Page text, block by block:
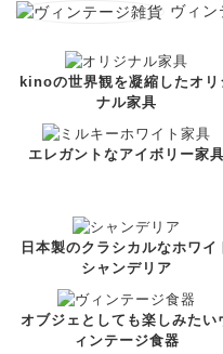
ヴィン
kinoの世界観を凝縮したオリ
ナル家具
エレガントなアイボリー家具
日本製のクラシカルなホワイ
シャンデリア
オブジェとしても楽しみたい
ィンテージ食器